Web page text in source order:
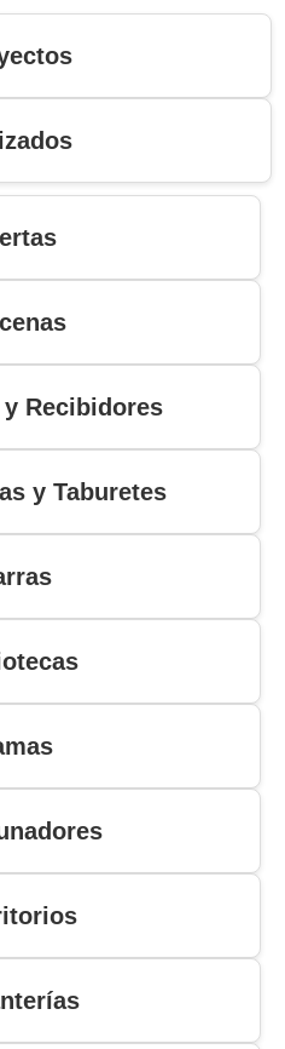
Recibidores
y Taburetes